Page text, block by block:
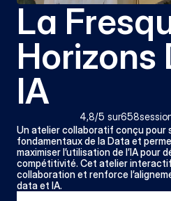
La
Horizons
IA
4,8/5 sur658
Un atelier collaboratif conçu pour
fondamentaux de la Data et
maximiser l’utilisation de l’IA pour
compétitivité. Cet atelier
collaboration et renforce
data et IA.